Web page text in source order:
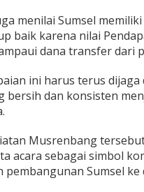
menilai Sumsel
baik karena nilai
dana transfer dari
ini harus terus
bersih dan konsisten
Musrenbang
acara sebagai simbol
pembangunan Sumsel ke